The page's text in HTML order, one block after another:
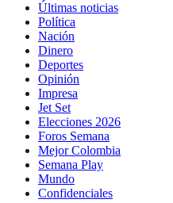
Últimas noticias
Política
Nación
Dinero
Deportes
Opinión
Impresa
Jet Set
Elecciones 2026
Foros Semana
Mejor Colombia
Semana Play
Mundo
Confidenciales